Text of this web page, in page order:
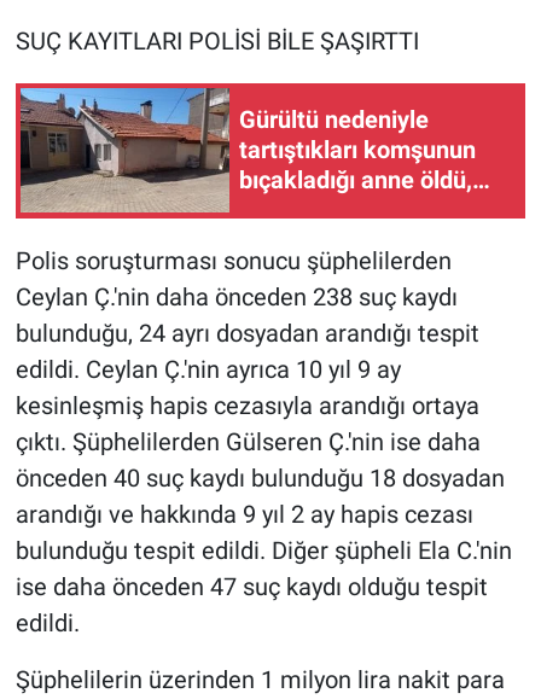
SUÇ KAYITLARI POLİSİ BİLE ŞAŞIRTTI
Gürültü nedeniyle
tartıştıkları komşunun
bıçakladığı anne öldü,
Polis soruşturması sonucu şüphelilerden
Ceylan Ç.'nin daha önceden 238 suç kaydı
bulunduğu, 24 ayrı dosyadan arandığı tespit
edildi. Ceylan Ç.'nin ayrıca 10 yıl 9 ay
kesinleşmiş hapis cezasıyla arandığı ortaya
çıktı. Şüphelilerden Gülseren Ç.'nin ise daha
önceden 40 suç kaydı bulunduğu 18 dosyadan
arandığı ve hakkında 9 yıl 2 ay hapis cezası
bulunduğu tespit edildi. Diğer şüpheli Ela C.'nin
ise daha önceden 47 suç kaydı olduğu tespit
edildi.
Şüphelilerin üzerinden 1 milyon lira nakit para
Yerel Gündem
Yerel Yaşam
Canlı Yayın